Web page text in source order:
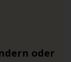
oder